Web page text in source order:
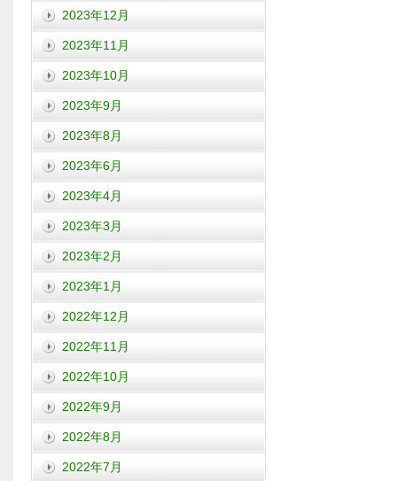
2023年12月
2023年11月
2023年10月
2023年9月
2023年8月
2023年6月
2023年4月
2023年3月
2023年2月
2023年1月
2022年12月
2022年11月
2022年10月
2022年9月
2022年8月
2022年7月